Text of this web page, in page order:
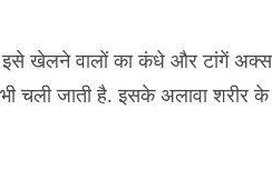
खेलने वालों का कंधे और टांगें अक्सर
चली जाती है. इसके अलावा शरीर